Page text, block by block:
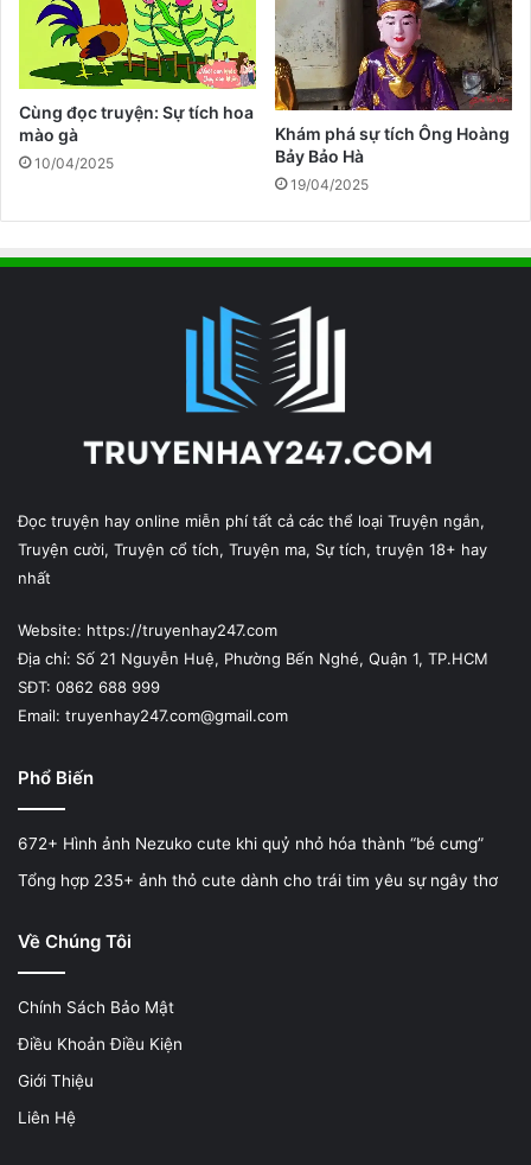
Cùng đọc truyện: Sự tích hoa
mào gà
10/04/2025
Khám phá sự tích Ông Hoàng
Bảy Bảo Hà
19/04/2025
Đọc truyện hay online miễn phí tất cả các thể loại Truyện ngắn,
Truyện cười, Truyện cổ tích, Truyện ma, Sự tích, truyện 18+ hay
nhất
Website: https://truyenhay247.com
Địa chỉ: Số 21 Nguyễn Huệ, Phường Bến Nghé, Quận 1, TP.HCM
SĐT: 0862 688 999
Email: truyenhay247.com@gmail.com
Phổ Biến
672+ Hình ảnh Nezuko cute khi quỷ nhỏ hóa thành “bé cưng”
Tổng hợp 235+ ảnh thỏ cute dành cho trái tim yêu sự ngây thơ
Về Chúng Tôi
Chính Sách Bảo Mật
Điều Khoản Điều Kiện
Giới Thiệu
Liên Hệ